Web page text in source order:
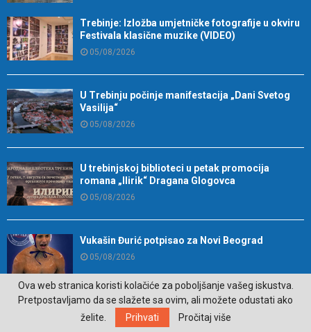
Trebinje: Izložba umjetničke fotografije u okviru
Festivala klasične muzike (VIDEO)
05/08/2026
U Trebinju počinje manifestacija „Dani Svetog
Vasilija“
05/08/2026
U trebinjskoj biblioteci u petak promocija
romana „Ilirik“ Dragana Glogovca
05/08/2026
Vukašin Đurić potpisao za Novi Beograd
05/08/2026
Otvorene prijave za Bingo Festival Fits:
Odaberite outfit s omiljenim influencerom i
Ova web stranica koristi kolačiće za poboljšanje vašeg iskustva.
Pretpostavljamo da se slažete sa ovim, ali možete odustati ako
želite.
Prihvati Pročitaj više